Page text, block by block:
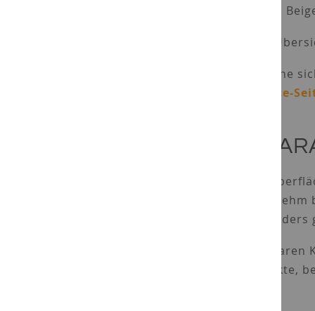
Grau-,
Eine
Für eine
Service-
Die
Die
Projekte,